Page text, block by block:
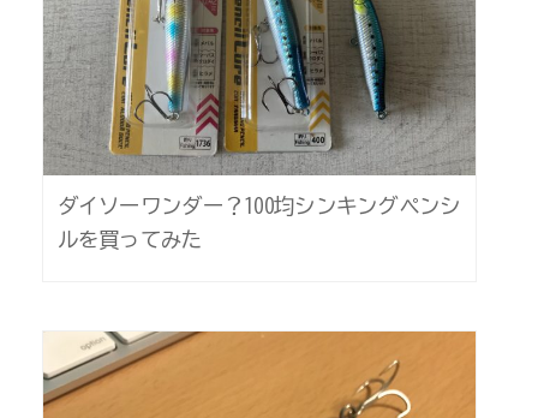
ダイソーワンダー？100均シンキングペンシ
ルを買ってみた